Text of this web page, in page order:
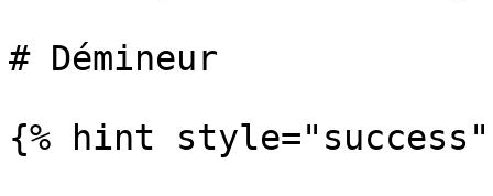
# Démineur
{% hint style="success"